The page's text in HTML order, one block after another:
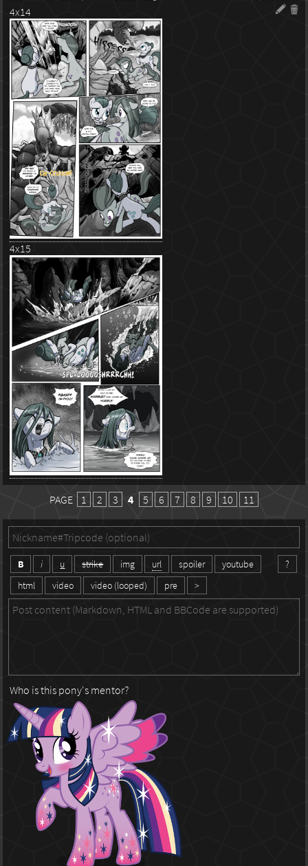
4x14
4x15
PAGE 1 2 3 4 5 6 7 8 9 10 11
?
B i u strike img url spoiler
youtube
html
video video (looped) pre >
Who is this pony's mentor?